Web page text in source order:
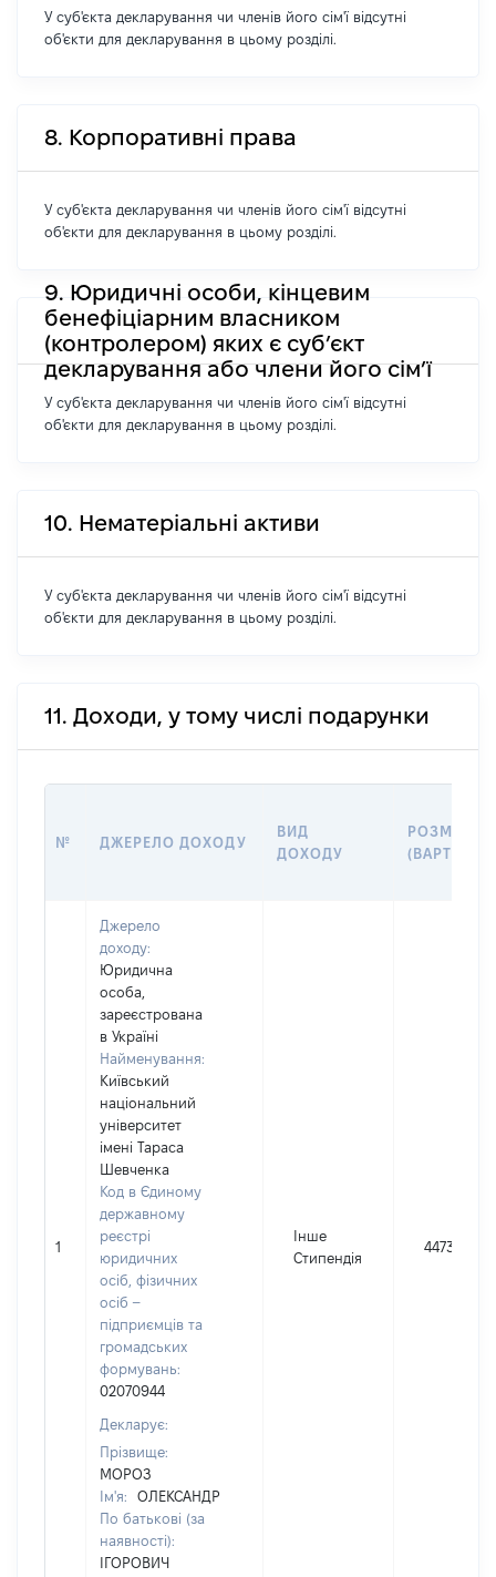
У суб'єкта декларування чи членів його сім'ї відсутні
об'єкти для декларування в цьому розділі.
8. Корпоративні права
У суб'єкта декларування чи членів його сім'ї відсутні
об'єкти для декларування в цьому розділі.
9. Юридичні особи, кінцевим
бенефіціарним власником
(контролером) яких є суб’єкт
декларування або члени його сім’ї
У суб'єкта декларування чи членів його сім'ї відсутні
об'єкти для декларування в цьому розділі.
10. Нематеріальні активи
У суб'єкта декларування чи членів його сім'ї відсутні
об'єкти для декларування в цьому розділі.
11. Доходи, у тому числі подарунки
№ ДЖЕРЕЛО ДОХОДУ
ВИД
ДОХОДУ
РОЗМІР
(ВАРТІСТЬ)
1
Джерело
доходу:
Юридична
особа,
зареєстрована
в Україні
Найменування:
Київський
національний
університет
імені Тараса
Шевченка
Код в Єдиному
державному
реєстрі
юридичних
осіб, фізичних
осіб –
підприємців та
громадських
формувань:
02070944
Декларує:
Прізвище:
МОРОЗ
Ім'я:
ОЛЕКСАНДР
По батькові (за
наявності):
ІГОРОВИЧ
Інше
Стипендія
44734